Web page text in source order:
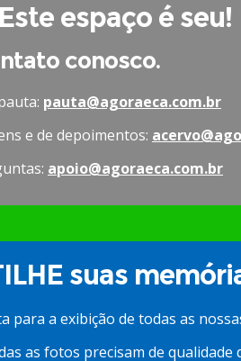
espaço é seu!
conosco.
pauta@agoraeca.com.br
e de depoimentos:
apoio@agoraeca.com.br
suas
para a exibição de todas as
as fotos precisam de